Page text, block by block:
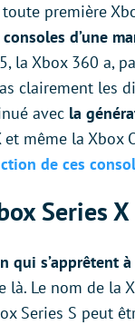
première
d’une
la Xbox 360 a,
clairement les
avec la
et même la Xbox
de ces
Series
qui s’apprêtent
Le nom de la
Series S peut